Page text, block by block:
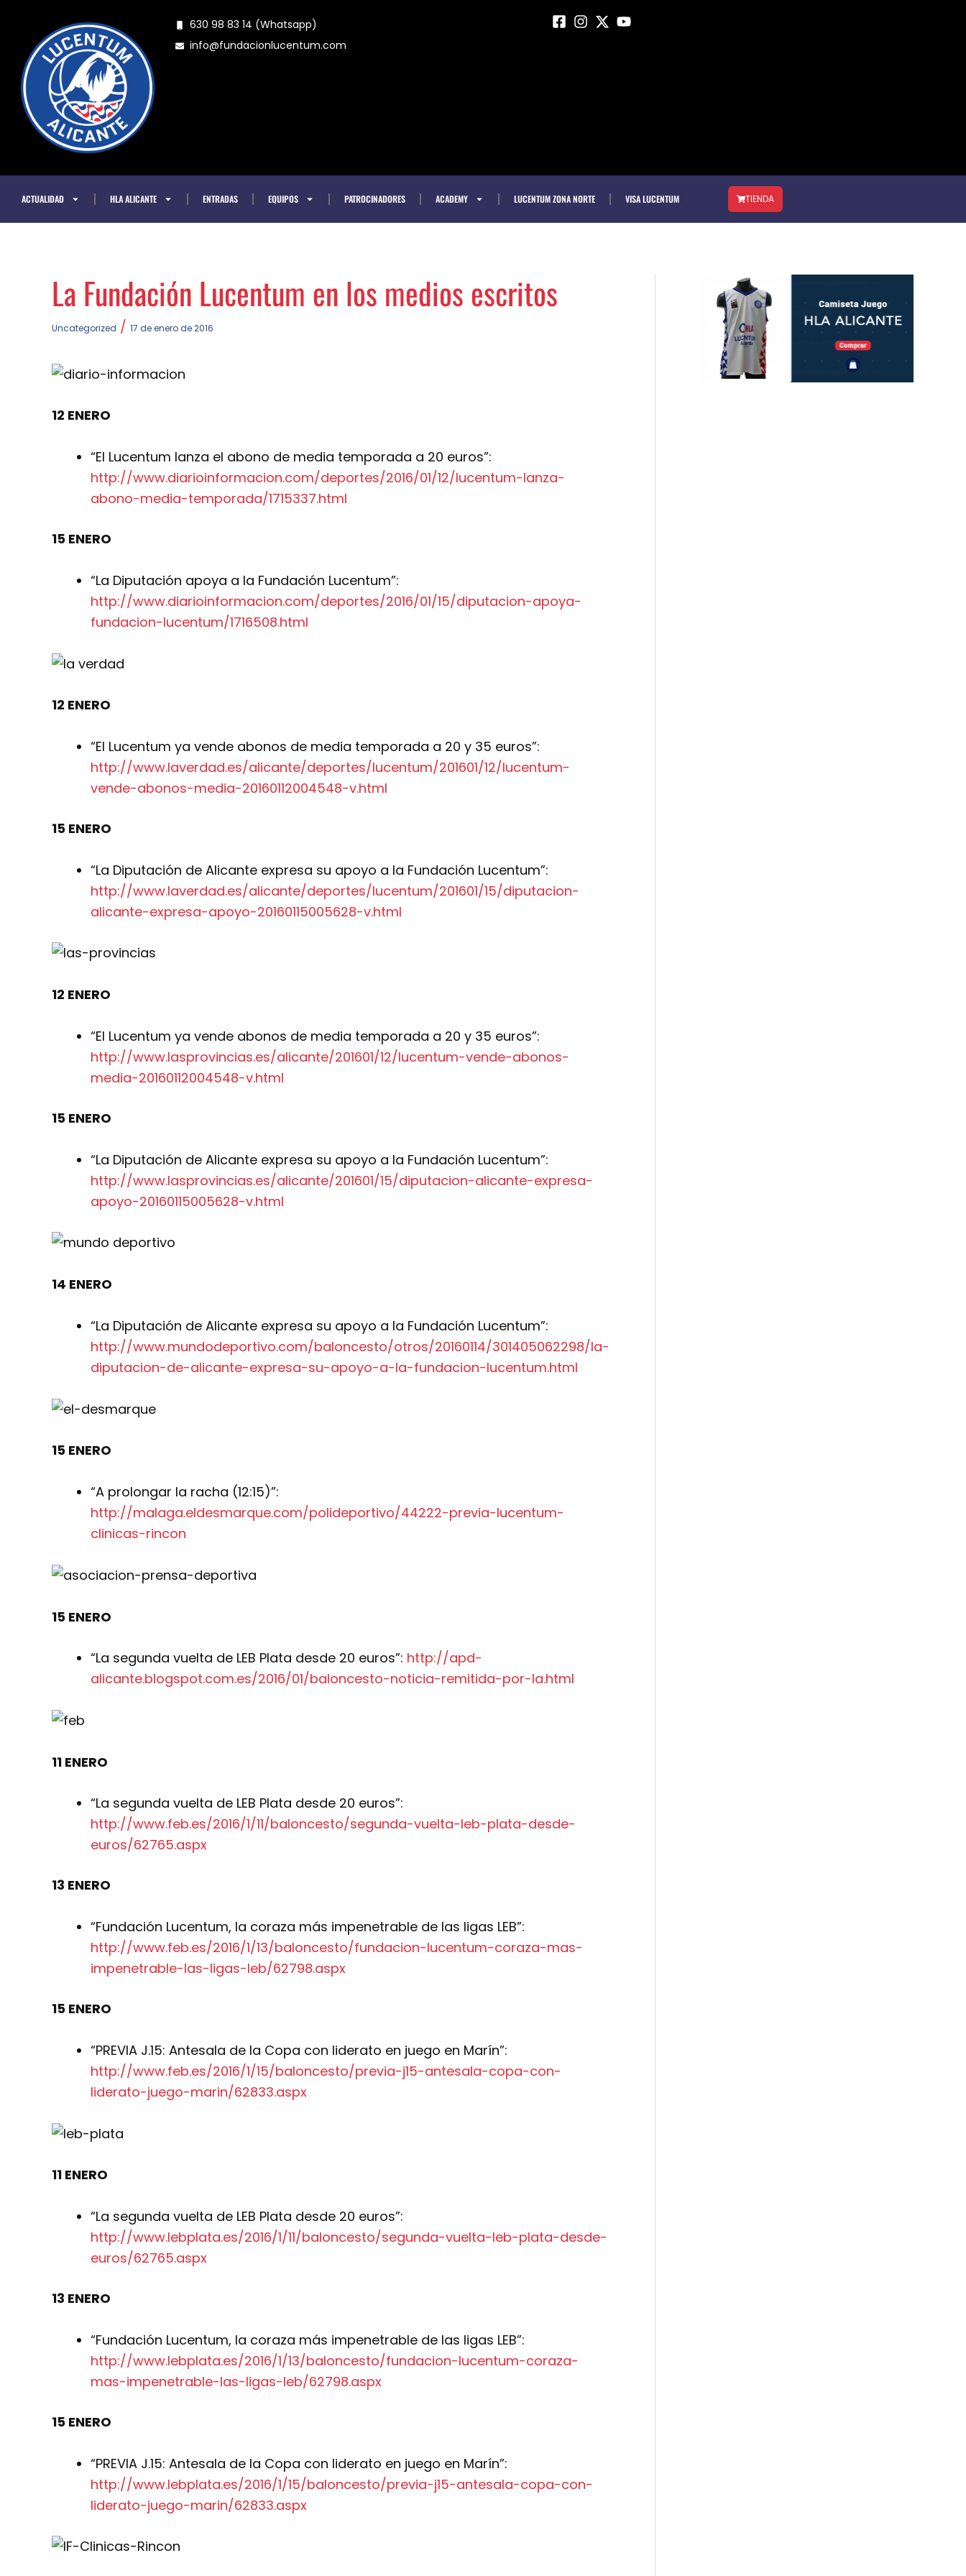
contenido
630 98 83 14 (Whatsapp)
info@fundacionlucentum.com
ACTUALIDAD HLA ALICANTE ENTRADAS EQUIPOS PATROCINADORES ACADEMY LUCENTUM ZONA NORTE VISA LUCENTUM TIENDA
La Fundación Lucentum en los medios escritos
Uncategorized / 17 de enero de 2016
12 ENERO
“El Lucentum lanza el abono de media temporada a 20 euros”:
http://www.diarioinformacion.com/deportes/2016/01/12/lucentum-lanza-
abono-media-temporada/1715337.html
15 ENERO
“La Diputación apoya a la Fundación Lucentum”:
http://www.diarioinformacion.com/deportes/2016/01/15/diputacion-apoya-
fundacion-lucentum/1716508.html
12 ENERO
“El Lucentum ya vende abonos de media temporada a 20 y 35 euros”:
http://www.laverdad.es/alicante/deportes/lucentum/201601/12/lucentum-
vende-abonos-media-20160112004548-v.html
15 ENERO
“La Diputación de Alicante expresa su apoyo a la Fundación Lucentum”:
http://www.laverdad.es/alicante/deportes/lucentum/201601/15/diputacion-
alicante-expresa-apoyo-20160115005628-v.html
12 ENERO
“El Lucentum ya vende abonos de media temporada a 20 y 35 euros”:
http://www.lasprovincias.es/alicante/201601/12/lucentum-vende-abonos-
media-20160112004548-v.html
15 ENERO
“La Diputación de Alicante expresa su apoyo a la Fundación Lucentum”:
http://www.lasprovincias.es/alicante/201601/15/diputacion-alicante-expresa-
apoyo-20160115005628-v.html
14 ENERO
“La Diputación de Alicante expresa su apoyo a la Fundación Lucentum”:
http://www.mundodeportivo.com/baloncesto/otros/20160114/301405062298/la-
diputacion-de-alicante-expresa-su-apoyo-a-la-fundacion-lucentum.html
15 ENERO
“A prolongar la racha (12:15)”:
http://malaga.eldesmarque.com/polideportivo/44222-previa-lucentum-
clinicas-rincon
15 ENERO
“La segunda vuelta de LEB Plata desde 20 euros”: http://apd-
alicante.blogspot.com.es/2016/01/baloncesto-noticia-remitida-por-la.html
11 ENERO
“La segunda vuelta de LEB Plata desde 20 euros”:
http://www.feb.es/2016/1/11/baloncesto/segunda-vuelta-leb-plata-desde-
euros/62765.aspx
13 ENERO
“Fundación Lucentum, la coraza más impenetrable de las ligas LEB”:
http://www.feb.es/2016/1/13/baloncesto/fundacion-lucentum-coraza-mas-
impenetrable-las-ligas-leb/62798.aspx
15 ENERO
“PREVIA J.15: Antesala de la Copa con liderato en juego en Marín”:
http://www.feb.es/2016/1/15/baloncesto/previa-j15-antesala-copa-con-
liderato-juego-marin/62833.aspx
11 ENERO
“La segunda vuelta de LEB Plata desde 20 euros”:
http://www.lebplata.es/2016/1/11/baloncesto/segunda-vuelta-leb-plata-desde-
euros/62765.aspx
13 ENERO
“Fundación Lucentum, la coraza más impenetrable de las ligas LEB”:
http://www.lebplata.es/2016/1/13/baloncesto/fundacion-lucentum-coraza-
mas-impenetrable-las-ligas-leb/62798.aspx
15 ENERO
“PREVIA J.15: Antesala de la Copa con liderato en juego en Marín”:
http://www.lebplata.es/2016/1/15/baloncesto/previa-j15-antesala-copa-con-
liderato-juego-marin/62833.aspx